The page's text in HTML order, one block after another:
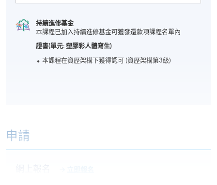
持續進修基金
本課程已加入持續進修基金可獲發還款項課程名單內
證書(單元: 塑膠彩人體寫生)
本課程在資歴架構下獲得認可 (資歴架構第3級)
申請